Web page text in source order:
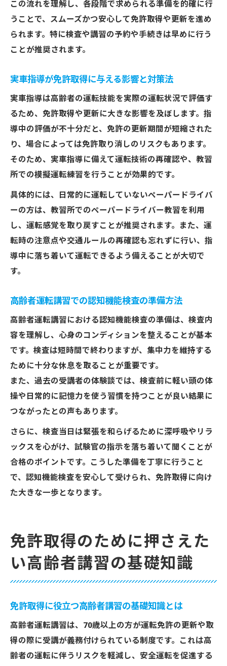
この流れを理解し、各段階で求められる準備を的確に行
うことで、スムーズかつ安心して免許取得や更新を進め
られます。特に検査や講習の予約や手続きは早めに行う
ことが推奨されます。
実車指導が免許取得に与える影響と対策法
実車指導は高齢者の運転技能を実際の運転状況で評価す
るため、免許取得や更新に大きな影響を及ぼします。指
導中の評価が不十分だと、免許の更新期間が短縮された
り、場合によっては免許取り消しのリスクもあります。
そのため、実車指導に備えて運転技術の再確認や、教習
所での模擬運転練習を行うことが効果的です。
具体的には、日常的に運転していないペーパードライバ
ーの方は、教習所でのペーパードライバー教習を利用
し、運転感覚を取り戻すことが推奨されます。また、運
転時の注意点や交通ルールの再確認も忘れずに行い、指
導中に落ち着いて運転できるよう備えることが大切で
す。
高齢者運転講習での認知機能検査の準備方法
高齢者運転講習における認知機能検査の準備は、検査内
容を理解し、心身のコンディションを整えることが基本
です。検査は短時間で終わりますが、集中力を維持する
ために十分な休息を取ることが重要です。
また、過去の受講者の体験談では、検査前に軽い頭の体
操や日常的に記憶力を使う習慣を持つことが良い結果に
つながったとの声もあります。
さらに、検査当日は緊張を和らげるために深呼吸やリラ
ックスを心がけ、試験官の指示を落ち着いて聞くことが
合格のポイントです。こうした準備を丁寧に行うこと
で、認知機能検査を安心して受けられ、免許取得に向け
た大きな一歩となります。
免許取得のために押さえた
い高齢者講習の基礎知識
免許取得に役立つ高齢者講習の基礎知識とは
高齢者運転講習は、70歳以上の方が運転免許の更新や取
得の際に受講が義務付けられている制度です。これは高
齢者の運転に伴うリスクを軽減し、安全運転を促進する